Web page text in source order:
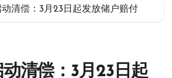
清偿：3月23日起发放储户赔付
清偿：3月23日起